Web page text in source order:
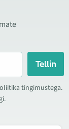
Tellin
tingimustega.